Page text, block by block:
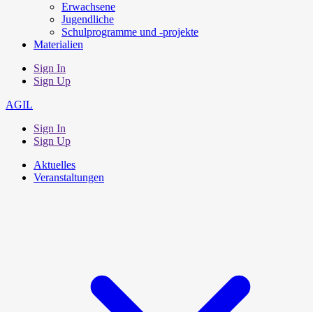
Erwachsene
Jugendliche
Schulprogramme und -projekte
Materialien
Sign In
Sign Up
AGIL
Sign In
Sign Up
Aktuelles
Veranstaltungen